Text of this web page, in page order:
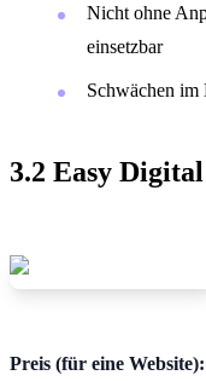
Nicht ohne
einsetzbar
Schwächen im
3.2 Easy
Preis (für eine Website):